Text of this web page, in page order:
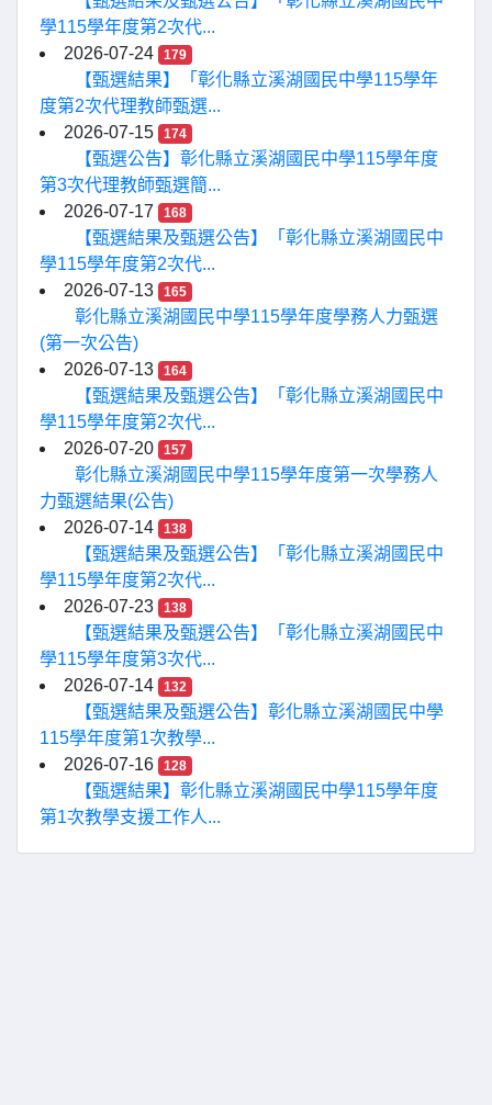
學115學年度第2次代...
2026-07-24
179
【甄選結果】「彰化縣立溪湖國民中學115學年
度第2次代理教師甄選...
2026-07-15
174
【甄選公告】彰化縣立溪湖國民中學115學年度
第3次代理教師甄選簡...
2026-07-17
168
【甄選結果及甄選公告】「彰化縣立溪湖國民中
學115學年度第2次代...
2026-07-13
165
彰化縣立溪湖國民中學115學年度學務人力甄選
(第一次公告)
2026-07-13
164
【甄選結果及甄選公告】「彰化縣立溪湖國民中
學115學年度第2次代...
2026-07-20
157
彰化縣立溪湖國民中學115學年度第一次學務人
力甄選結果(公告)
2026-07-14
138
【甄選結果及甄選公告】「彰化縣立溪湖國民中
學115學年度第2次代...
2026-07-23
138
【甄選結果及甄選公告】「彰化縣立溪湖國民中
學115學年度第3次代...
2026-07-14
132
【甄選結果及甄選公告】彰化縣立溪湖國民中學
115學年度第1次教學...
2026-07-16
128
【甄選結果】彰化縣立溪湖國民中學115學年度
第1次教學支援工作人...